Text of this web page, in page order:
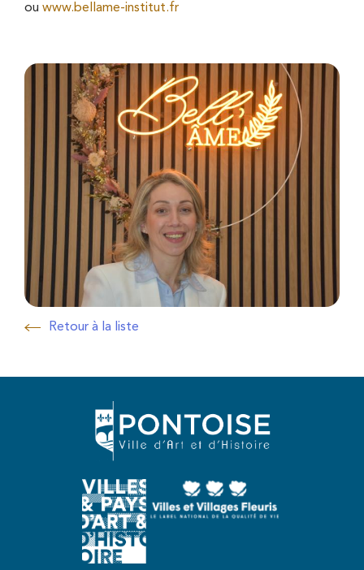
ou www.bellame-institut.fr
Retour à la liste
Retour à la liste